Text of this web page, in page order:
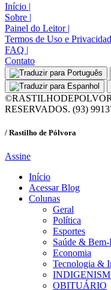
Início |
Sobre |
Painel do Leitor |
Termos de Uso e
FAQ |
Contato
RESERVADOS. (93)
/ Rastilho de Pólvora
Assine
Início
Acessar Blog
Colunas
Geral
Política
Esportes
Saúde & Bem-
Economia
Tecnologia &
OBITUÁRIO